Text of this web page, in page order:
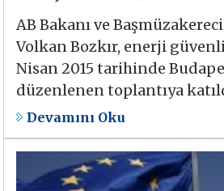
AB Bakanı ve
Volkan Bozkır, enerji
Nisan 2015 tarihinde
düzenlenen toplantıya
Devamını Oku